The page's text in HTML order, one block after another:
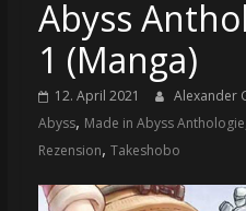
Abyss
1 (Manga)
12. April 2021 Alexander
Abyss, Made in Abyss Anthologie
Rezension, Takeshobo